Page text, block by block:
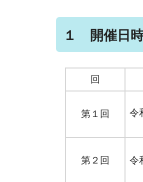
ご意見・ご質問
１ 開催日
回
第１回 令
第２回 令